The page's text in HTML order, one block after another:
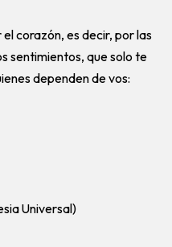
corazón, es decir, por las
sentimientos, que solo te
dependen de vos:
Universal)